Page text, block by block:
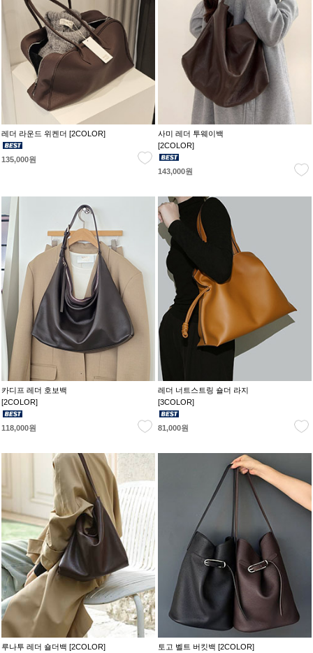
레더 라운드 위켄더 [2COLOR]
135,000원
사미 레더 투웨이백
[2COLOR]
143,000원
카디프 레더 호보백
[2COLOR]
118,000원
레더 너트스트링 숄더 라지
[3COLOR]
81,000원
루나투 레더 숄더백 [2COLOR] 토고 벨트 버킷백 [2COLOR]